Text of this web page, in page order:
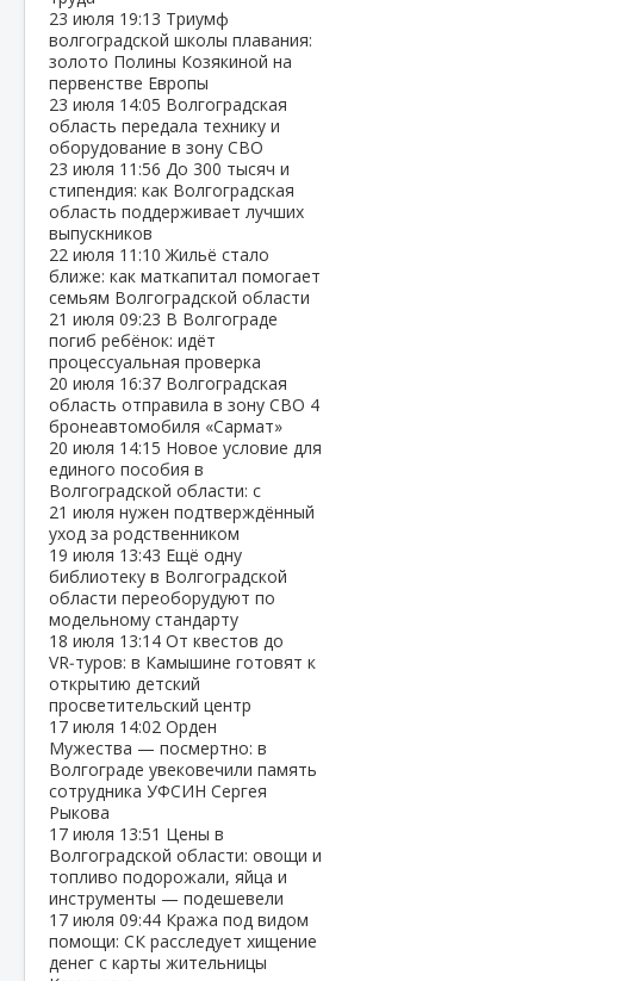
23 июля 19:13 Триумф
волгоградской школы плавания:
золото Полины Козякиной на
первенстве Европы
23 июля 14:05 Волгоградская
область передала технику и
оборудование в зону СВО
23 июля 11:56 До 300 тысяч и
стипендия: как Волгоградская
область поддерживает лучших
выпускников
22 июля 11:10Жильё стало
ближе: как маткапитал помогает
семьям Волгоградской области
21 июля 09:23 В Волгограде
погиб ребёнок: идёт
процессуальная проверка
20 июля 16:37 Волгоградская
область отправила в зону СВО 4
бронеавтомобиля «Сармат»
20 июля 14:15 Новое условие для
единого пособия в
Волгоградской области: с
21 июля нужен подтверждённый
уход за родственником
19 июля 13:43 Ещё одну
библиотеку в Волгоградской
области переоборудуют по
модельному стандарту
18 июля 13:14 От квестов до
VR‑туров: в Камышине готовят к
открытию детский
просветительский центр
17 июля 14:02 Орден
Мужества — посмертно: в
Волгограде увековечили память
сотрудника УФСИН Сергея
Рыкова
17 июля 13:51 Цены в
Волгоградской области: овощи и
топливо подорожали, яйца и
инструменты — подешевели
17 июля 09:44 Кража под видом
помощи: СК расследует хищение
денег с карты жительницы